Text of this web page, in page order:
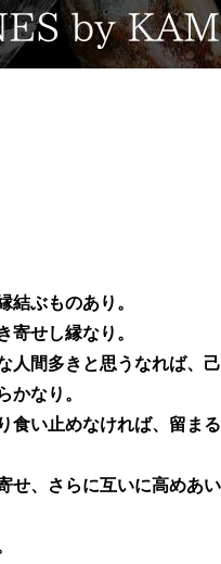
結ぶものあり。
寄せし縁なり。
間多きと思うなれば、
かなり。
い止めなければ、留まる
せ、さらに互いに高めあ